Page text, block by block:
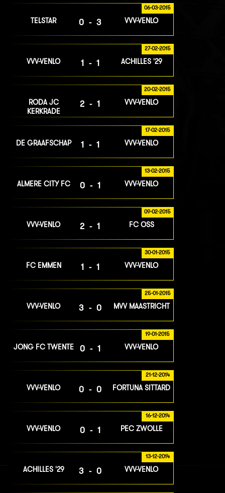
06-03-2015
TELSTAR 0-3 VVV-VENLO
27-02-2015
VVV-VENLO 1-1 ACHILLES '29
20-02-2015
RODA JC
KERKRADE
2-1 VVV-VENLO
17-02-2015
DE GRAAFSCHAP 1-1 VVV-VENLO
13-02-2015
ALMERE CITY FC 0-1 VVV-VENLO
09-02-2015
VVV-VENLO 2-1 FC OSS
30-01-2015
FC EMMEN 1-1 VVV-VENLO
25-01-2015
VVV-VENLO 3-0 MVV MAASTRICHT
19-01-2015
JONG FC TWENTE 0-1 VVV-VENLO
21-12-2014
VVV-VENLO 0-0 FORTUNA SITTARD
16-12-2014
VVV-VENLO 0-1 PEC ZWOLLE
13-12-2014
ACHILLES '29 3-0 VVV-VENLO